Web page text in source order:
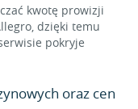
kwotę prowizji
dzięki temu
pokryje
oraz cen